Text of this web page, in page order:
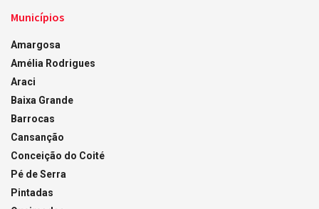
Municípios
Amargosa
Amélia Rodrigues
Araci
Baixa Grande
Barrocas
Cansanção
Conceição do Coité
Pé de Serra
Pintadas